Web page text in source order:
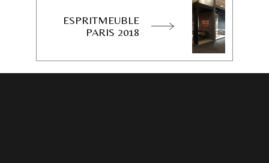
ESPRITMEUBLE
PARIS 2018